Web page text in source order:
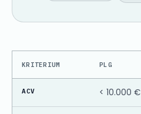
KRITERIUM PLG
ACV < 10.000 €